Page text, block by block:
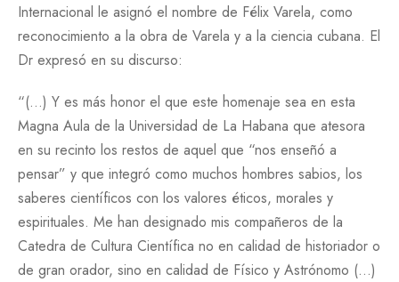
Internacional le asignó el nombre de Félix Varela, como
reconocimiento a la obra de Varela y a la ciencia cubana. El
Dr expresó en su discurso:
“(…) Y es más honor el que este homenaje sea en esta
Magna Aula de la Universidad de La Habana que atesora
en su recinto los restos de aquel que “nos enseñó a
pensar” y que integró como muchos hombres sabios, los
saberes científicos con los valores éticos, morales y
espirituales. Me han designado mis compañeros de la
Catedra de Cultura Científica no en calidad de historiador o
de gran orador, sino en calidad de Físico y Astrónomo (…)